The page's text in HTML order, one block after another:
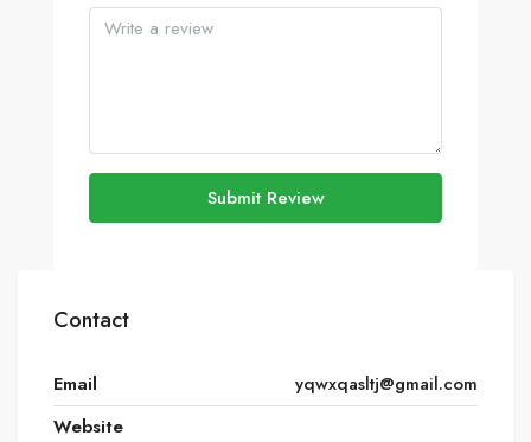
Submit Review
Contact
Email
yqwxqasltj@gmail.com
Website